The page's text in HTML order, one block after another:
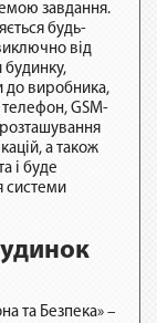
завдання.
будь-
від
будинку,
до виробника,
телефон, GSM-
а також
і буде
системи
та Безпека» –